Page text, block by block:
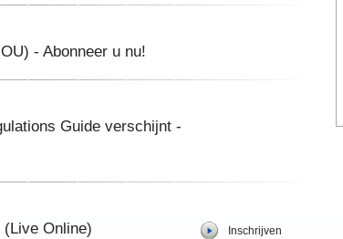
- Abonneer u nu!
Guide verschijnt -
(Live Online) Inschrijven